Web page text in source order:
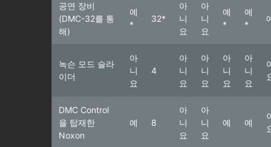
공연 장비
(DMC-32를 통
해)
예
*
32*
아
니
요
아
니
요
예
*
예
*
녹슨 모드 슬라
이더
아
니
요
4
아
니
요
아
니
요
아
니
요
아
니
요
DMC Control
을 탑재한
Noxon
예 8
아
니
요
아
니
요
예 예